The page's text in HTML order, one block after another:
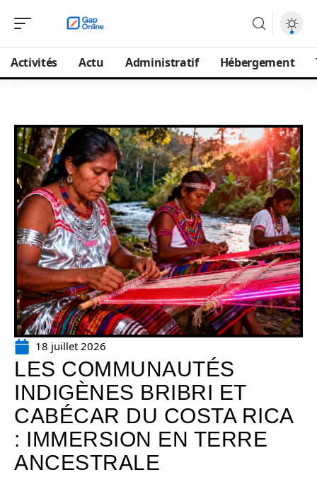
Activités Actu Administratif Hébergement
18 juillet 2026
LES COMMUNAUTÉS
INDIGÈNES BRIBRI ET
CABÉCAR DU COSTA RICA
: IMMERSION EN TERRE
ANCESTRALE